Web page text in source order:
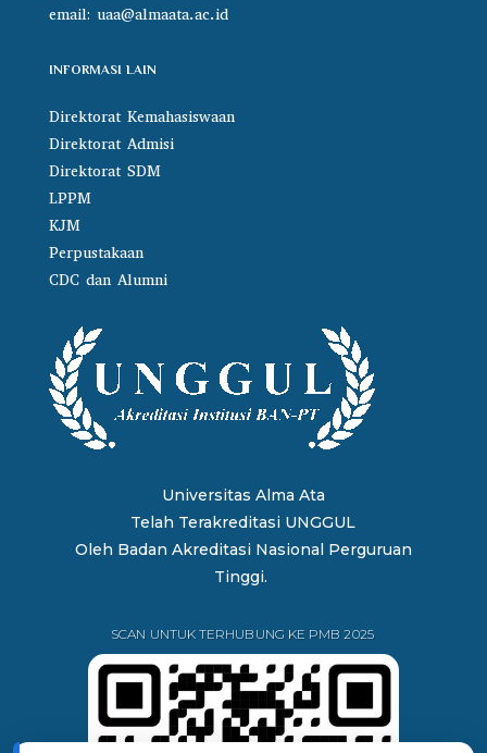
email: uaa@almaata.ac.id
INFORMASI LAIN
Direktorat Kemahasiswaan
Direktorat Admisi
Direktorat SDM
LPPM
KJM
Perpustakaan
CDC dan Alumni
Universitas Alma Ata
Telah Terakreditasi UNGGUL
Oleh Badan Akreditasi Nasional Perguruan
Tinggi.
SCAN UNTUK TERHUBUNG KE PMB 2025